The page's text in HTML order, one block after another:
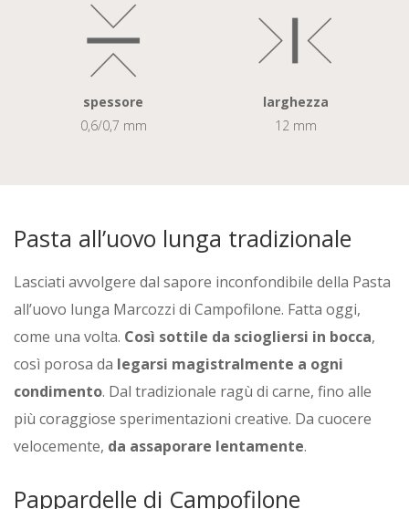
spessore
0,6/0,7 mm
larghezza
12 mm
Pasta all’uovo lunga tradizionale
Lasciati avvolgere dal sapore inconfondibile della Pasta
all’uovo lunga Marcozzi di Campofilone. Fatta oggi,
come una volta. Così sottile da sciogliersi in bocca,
così porosa da legarsi magistralmente a ogni
condimento. Dal tradizionale ragù di carne, fino alle
più coraggiose sperimentazioni creative. Da cuocere
velocemente, da assaporare lentamente.
Pappardelle di Campofilone